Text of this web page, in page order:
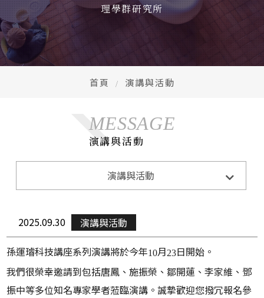
系所成員 Faculty
學生專區 Student life
理學群研究所
首頁 演講與活動
MESSAGE
演講與活動
演講與活動
Announcements
演講與活動Lecture&Activity
榮譽獲獎Honor
CE0下午茶CEO Teatime
2025.09.30 演講與活動
孫運璿科技講座系列演講將於今年10月23日開始。
我們很榮幸邀請到包括唐鳳、施振榮、鄒開蓮、李家維、鄧
振中等多位知名專家學者蒞臨演講。誠摯歡迎您撥冗報名參